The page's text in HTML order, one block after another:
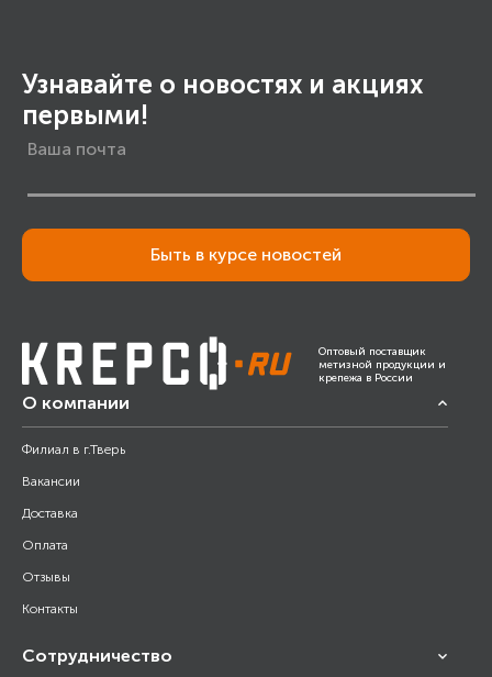
Узнавайте о новостях и акциях
первыми!
Быть в курсе новостей
Оптовый поставщик
метизной продукции и
крепежа в России
О компании
Филиал в г.Тверь
Вакансии
Доставка
Оплата
Отзывы
Контакты
Сотрудничество